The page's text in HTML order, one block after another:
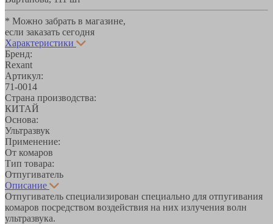
* Можно забрать в магазине,
если заказать сегодня
Характеристики
Бренд:
Rexant
Артикул:
71-0014
Страна производства:
КИТАЙ
Основа:
Ультразвук
Применение:
От комаров
Тип товара:
Отпугиватель
Описание
Отпугиватель специализирован специально для отпугивания
комаров посредством воздействия на них излучения волн
ультразвука.